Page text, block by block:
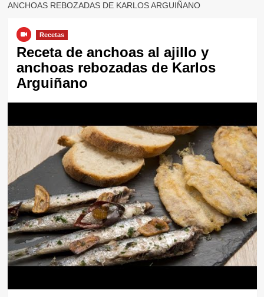
ANCHOAS REBOZADAS DE KARLOS ARGUIÑANO
Recetas
Receta de anchoas al ajillo y
anchoas rebozadas de Karlos
Arguiñano